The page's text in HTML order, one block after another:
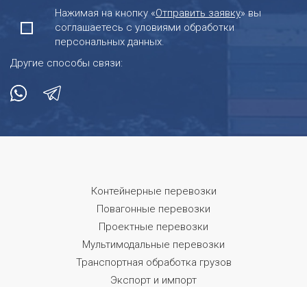
Нажимая на кнопку «Отправить заявку» вы
соглашаетесь с уловиями обработки
персональных данных.
Другие способы связи:
Контейнерные перевозки
Повагонные перевозки
Проектные перевозки
Мультимодальные перевозки
Транспортная обработка грузов
Экспорт и импорт